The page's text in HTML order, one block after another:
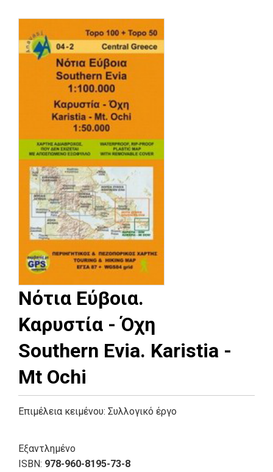
Νότια Εύβοια.
Καρυστία - Όχη
Southern Evia. Karistia -
Mt Ochi
Επιμέλεια κειμένου: Συλλογικό έργο
Εξαντλημένο
ISBN: 978-960-8195-73-8